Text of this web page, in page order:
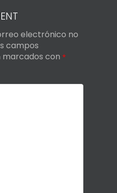
electrónico no
campos
con *